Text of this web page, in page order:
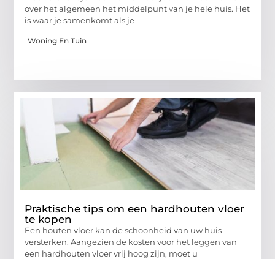
over het algemeen het middelpunt van je hele huis. Het
is waar je samenkomt als je
Woning En Tuin
Praktische tips om een hardhouten vloer
te kopen
Een houten vloer kan de schoonheid van uw huis
versterken. Aangezien de kosten voor het leggen van
een hardhouten vloer vrij hoog zijn, moet u